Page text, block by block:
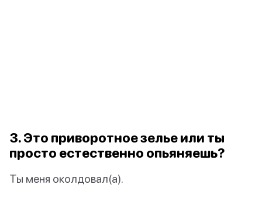
3. Это приворотное зелье или ты
просто естественно опьяняешь?
Ты меня околдовал(а).